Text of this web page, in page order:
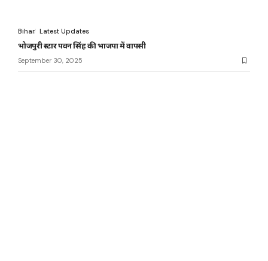
Bihar Latest Updates
भोजपुरी स्टार पवन सिंह की भाजपा में वापसी
September 30, 2025